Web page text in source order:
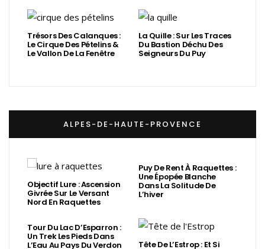
Trésors Des Calanques :
Le Cirque Des Pételins &
Le Vallon De La Fenêtre
La Quille : Sur Les Traces
Du Bastion Déchu Des
Seigneurs Du Puy
ALPES-DE-HAUTE-PROVENCE
Objectif Lure : Ascension
Givrée Sur Le Versant
Nord En Raquettes
Puy De Rent À Raquettes :
Une Épopée Blanche
Dans La Solitude De
L’hiver
Tour Du Lac D’Esparron :
Un Trek Les Pieds Dans
L’Eau Au Pays Du Verdon Tête De L’Estrop : Et Si